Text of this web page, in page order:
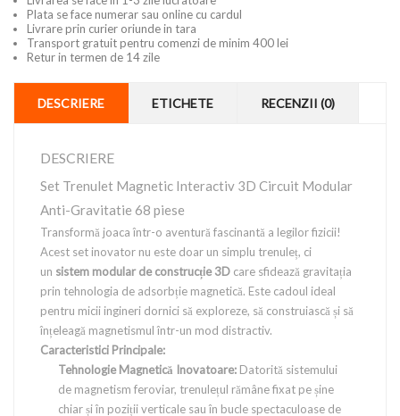
Plata se face numerar sau online cu cardul
Livrare prin curier oriunde in tara
Transport gratuit pentru comenzi de minim 400 lei
Retur in termen de 14 zile
DESCRIERE ETICHETE RECENZII (0)
DESCRIERE
Set Trenulet Magnetic Interactiv 3D Circuit Modular
Anti-Gravitatie 68 piese
Transformă joaca într-o aventură fascinantă a legilor fizicii!
Acest set inovator nu este doar un simplu trenuleț, ci
un sistem modular de construcție 3D care sfidează gravitația
prin tehnologia de adsorbție magnetică. Este cadoul ideal
pentru micii ingineri dornici să exploreze, să construiască și să
înțeleagă magnetismul într-un mod distractiv.
Caracteristici Principale:
Tehnologie Magnetică Inovatoare: Datorită sistemului
de magnetism feroviar, trenulețul rămâne fixat pe șine
chiar și în poziții verticale sau în bucle spectaculoase de